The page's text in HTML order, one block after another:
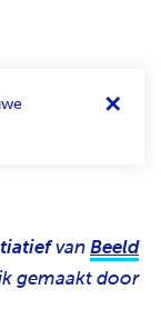
✕
van Beeld
gemaakt door